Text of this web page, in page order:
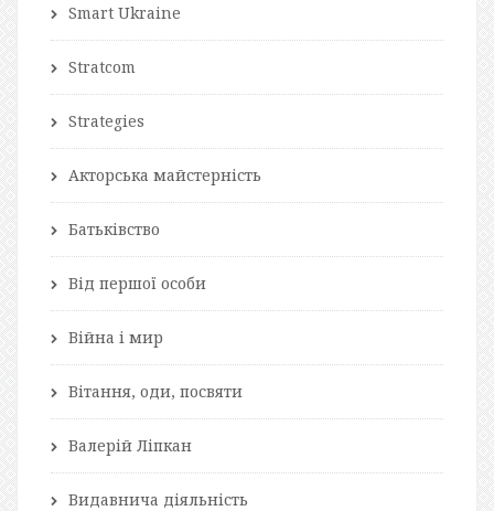
Smart Ukraine
Stratcom
Strategies
Акторська майстерність
Батьківство
Від першої особи
Війна і мир
Вітання, оди, посвяти
Валерій Ліпкан
Видавнича діяльність